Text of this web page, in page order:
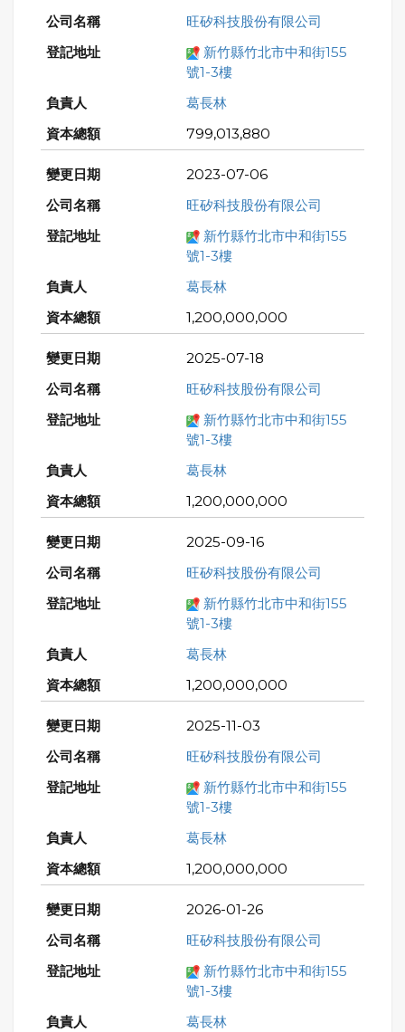
旺矽科技股份有限公司
新竹縣竹北市中和街155
號1-3樓
葛長林
799,013,880
2023-07-06
旺矽科技股份有限公司
新竹縣竹北市中和街155
號1-3樓
葛長林
1,200,000,000
2025-07-18
旺矽科技股份有限公司
新竹縣竹北市中和街155
號1-3樓
葛長林
1,200,000,000
2025-09-16
旺矽科技股份有限公司
新竹縣竹北市中和街155
號1-3樓
葛長林
1,200,000,000
2025-11-03
旺矽科技股份有限公司
新竹縣竹北市中和街155
號1-3樓
葛長林
1,200,000,000
2026-01-26
旺矽科技股份有限公司
新竹縣竹北市中和街155
號1-3樓
葛長林